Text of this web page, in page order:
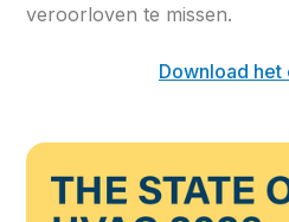
veroorloven te missen.
Download